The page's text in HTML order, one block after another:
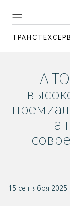
на
15 сентября 2025